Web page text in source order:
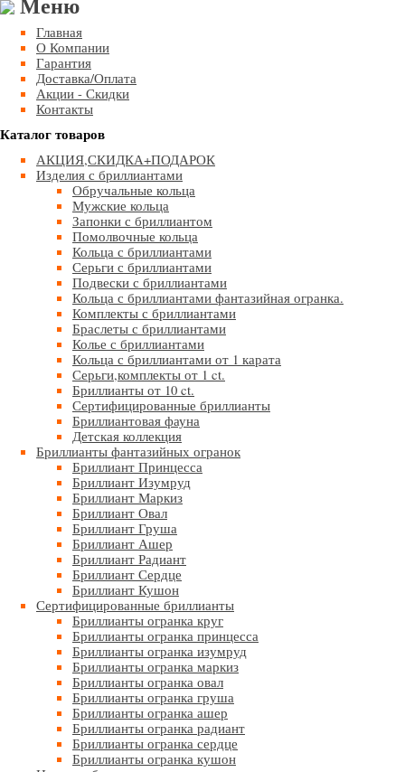
Меню
Главная
О Компании
Гарантия
Доставка/Оплата
Акции - Скидки
Контакты
Каталог товаров
АКЦИЯ,СКИДКА+ПОДАРОК
Изделия с бриллиантами
Обручальные кольца
Мужские кольца
Запонки с бриллиантом
Помолвочные кольца
Кольца с бриллиантами
Серьги с бриллиантами
Подвески с бриллиантами
Кольца с бриллиантами фантазийная огранка.
Комплекты с бриллиантами
Браслеты с бриллиантами
Колье с бриллиантами
Кольца с бриллиантами от 1 карата
Серьги,комплекты от 1 ct.
Бриллианты от 10 ct.
Сертифицированные бриллианты
Бриллиантовая фауна
Детская коллекция
Бриллианты фантазийных огранок
Бриллиант Принцесса
Бриллиант Изумруд
Бриллиант Маркиз
Бриллиант Овал
Бриллиант Груша
Бриллиант Ашер
Бриллиант Радиант
Бриллиант Сердце
Бриллиант Кушон
Сертифицированные бриллианты
Бриллианты огранка круг
Бриллианты огранка принцесса
Бриллианты огранка изумруд
Бриллианты огранка маркиз
Бриллианты огранка овал
Бриллианты огранка груша
Бриллианты огранка ашер
Бриллианты огранка радиант
Бриллианты огранка сердце
Бриллианты огранка кушон